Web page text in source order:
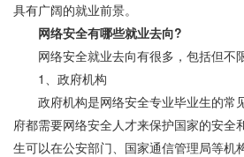
具有广阔的就业前景。
网络安全有哪些就业去向?
网络安全就业去向有很多，包括但不
1、政府机构
政府机构是网络安全专业毕业生的常
府都需要网络安全人才来保护国家的安全
生可以在公安部门、国家通信管理局等机